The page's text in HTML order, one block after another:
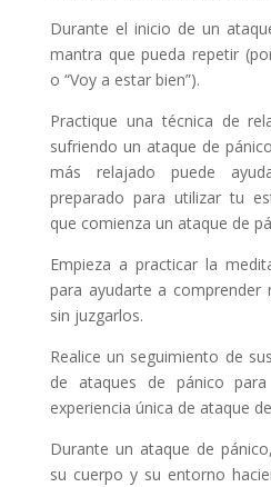
Durante el inicio de un
mantra que pueda repetir
o “Voy a estar bien”).
Practique una técnica de
sufriendo un ataque de
más relajado puede
preparado para utilizar tu
que comienza un ataque de
Empieza a practicar la
para ayudarte a comprender
sin juzgarlos.
Realice un seguimiento de
de ataques de pánico
experiencia única de ataque
Durante un ataque de
su cuerpo y su entorno